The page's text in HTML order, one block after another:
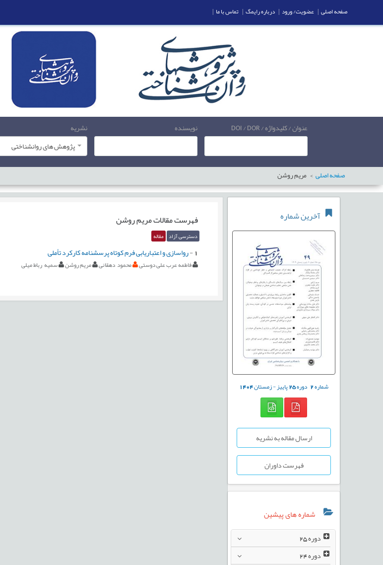
عنوان / کلیدواژه / DOI / DOR نویسنده
نشریه
پژوهش های روانشناختی
صفحه اصلی مریم روشن
آخرین شماره
شماره2 دوره25پاییز - زمستان1404
ارسال مقاله به نشریه
فهرست داوران
شماره های پیشین
دوره
دوره
فهرست مقالاتمریم روشن
دسترسی آزاد مقاله
1
-رواسازی و اعتباریابی فرم کوتاه پرسشنامه کارکرد تأملی
فاطمه عرب علی دوستی محمود دهقانی مریم روشن سمیه رباط میلی
صفحه اصلی | عضویت/ ورود | درباره رایمگ | تماس با ما |